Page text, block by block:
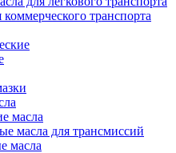
транспорта
масла
масла для трансмиссий
масла